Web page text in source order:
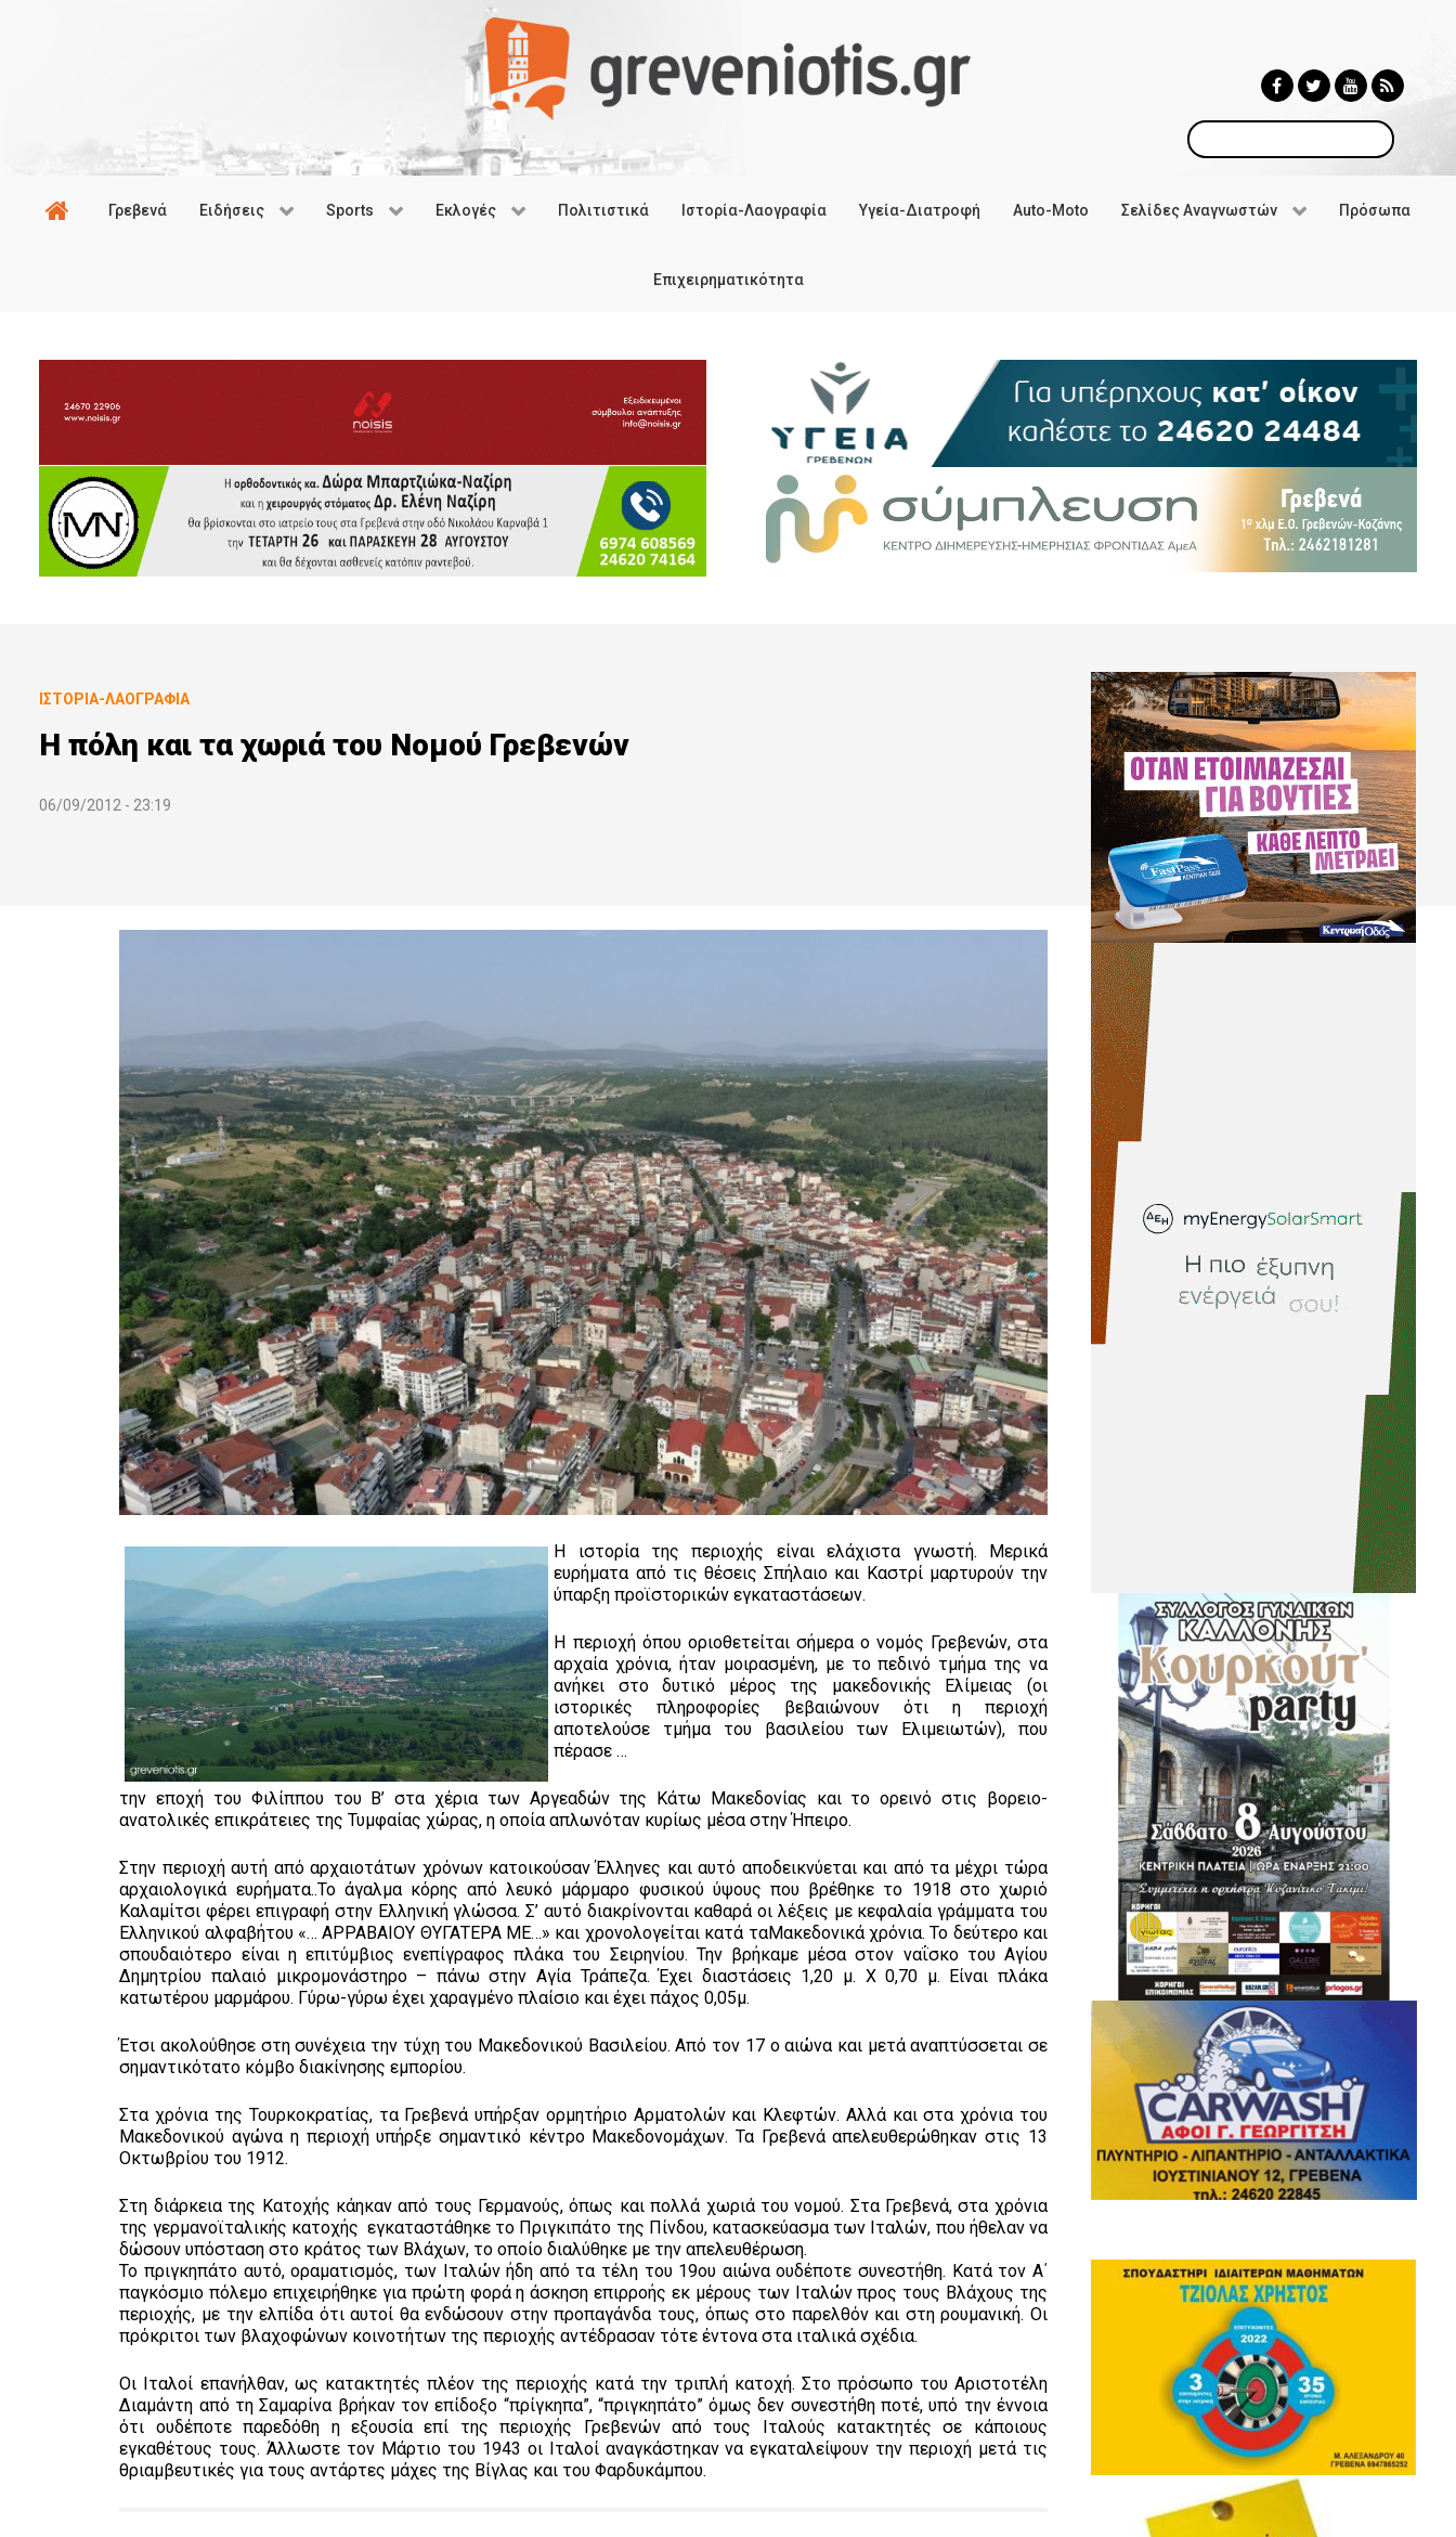
Αναζήτηση
Γρεβενά Ειδήσεις Sports Εκλογές Πολιτιστικά Ιστορία-Λαογραφία Υγεία-Διατροφή Auto-Moto Σελίδες Αναγνωστών Πρόσωπα
Επιχειρηματικότητα
ΙΣΤΟΡΊΑ-ΛΑΟΓΡΑΦΊΑ
Η πόλη και τα χωριά του Νομού Γρεβενών
06/09/2012 - 23:19
Η ιστορία της περιοχής είναι ελάχιστα γνωστή. Μερικά
ευρήματα από τις θέσεις Σπήλαιο και Καστρί μαρτυρούν την
ύπαρξη προϊστορικών εγκαταστάσεων.
Η περιοχή όπου οριοθετείται σήμερα ο νομός Γρεβενών, στα
αρχαία χρόνια, ήταν μοιρασμένη, με το πεδινό τμήμα της να
ανήκει στο δυτικό μέρος της μακεδονικής Ελίμειας (οι
ιστορικές πληροφορίες βεβαιώνουν ότι η περιοχή
αποτελούσε τμήμα του βασιλείου των Ελιμειωτών), που
πέρασε …
την εποχή του Φιλίππου του Β’ στα χέρια των Αργεαδών της Κάτω Μακεδονίας και το ορεινό στις βορειο-
ανατολικές επικράτειες της Τυμφαίας χώρας, η οποία απλωνόταν κυρίως μέσα στην Ήπειρο.
Στην περιοχή αυτή από αρχαιοτάτων χρόνων κατοικούσαν Έλληνες και αυτό αποδεικνύεται και από τα μέχρι τώρα
αρχαιολογικά ευρήματα..Το άγαλμα κόρης από λευκό μάρμαρο φυσικού ύψους που βρέθηκε το 1918 στο χωριό
Καλαμίτσι φέρει επιγραφή στην Ελληνική γλώσσα. Σ’ αυτό διακρίνονται καθαρά οι λέξεις με κεφαλαία γράμματα του
Ελληνικού αλφαβήτου «… ΑΡΡΑΒΑΙΟΥ ΘΥΓΑΤΕΡΑ ΜΕ…» και χρονολογείται κατά ταΜακεδονικά χρόνια. Το δεύτερο και
σπουδαιότερο είναι η επιτύμβιος ενεπίγραφος πλάκα του Σειρηνίου. Την βρήκαμε μέσα στον ναΐσκο του Αγίου
Δημητρίου παλαιό μικρομονάστηρο – πάνω στην Αγία Τράπεζα. Έχει διαστάσεις 1,20 μ. Χ 0,70 μ. Είναι πλάκα
κατωτέρου μαρμάρου. Γύρω-γύρω έχει χαραγμένο πλαίσιο και έχει πάχος 0,05μ.
Έτσι ακολούθησε στη συνέχεια την τύχη του Μακεδονικού Βασιλείου. Από τον 17 ο αιώνα και μετά αναπτύσσεται σε
σημαντικότατο κόμβο διακίνησης εμπορίου.
Στα χρόνια της Τουρκοκρατίας, τα Γρεβενά υπήρξαν ορμητήριο Αρματολών και Κλεφτών. Αλλά και στα χρόνια του
Μακεδονικού αγώνα η περιοχή υπήρξε σημαντικό κέντρο Μακεδονομάχων. Τα Γρεβενά απελευθερώθηκαν στις 13
Οκτωβρίου του 1912.
Στη διάρκεια της Κατοχής κάηκαν από τους Γερμανούς, όπως και πολλά χωριά του νομού. Στα Γρεβενά, στα χρόνια
της γερμανοϊταλικής κατοχής εγκαταστάθηκε το Πριγκιπάτο της Πίνδου, κατασκεύασμα των Ιταλών, που ήθελαν να
δώσουν υπόσταση στο κράτος των Βλάχων, το οποίο διαλύθηκε με την απελευθέρωση.
Το πριγκηπάτο αυτό, οραματισμός, των Ιταλών ήδη από τα τέλη του 19ου αιώνα ουδέποτε συνεστήθη. Κατά τον Α΄
παγκόσμιο πόλεμο επιχειρήθηκε για πρώτη φορά η άσκηση επιρροής εκ μέρους των Ιταλών προς τους Βλάχους της
περιοχής, με την ελπίδα ότι αυτοί θα ενδώσουν στην προπαγάνδα τους, όπως στο παρελθόν και στη ρουμανική. Οι
πρόκριτοι των βλαχοφώνων κοινοτήτων της περιοχής αντέδρασαν τότε έντονα στα ιταλικά σχέδια.
Οι Ιταλοί επανήλθαν, ως κατακτητές πλέον της περιοχής κατά την τριπλή κατοχή. Στο πρόσωπο του Αριστοτέλη
Διαμάντη από τη Σαμαρίνα βρήκαν τον επίδοξο “πρίγκηπα”, “πριγκηπάτο” όμως δεν συνεστήθη ποτέ, υπό την έννοια
ότι ουδέποτε παρεδόθη η εξουσία επί της περιοχής Γρεβενών από τους Ιταλούς κατακτητές σε κάποιους
εγκαθέτους τους. Άλλωστε τον Μάρτιο του 1943 οι Ιταλοί αναγκάστηκαν να εγκαταλείψουν την περιοχή μετά τις
θριαμβευτικές για τους αντάρτες μάχες της Βίγλας και του Φαρδυκάμπου.